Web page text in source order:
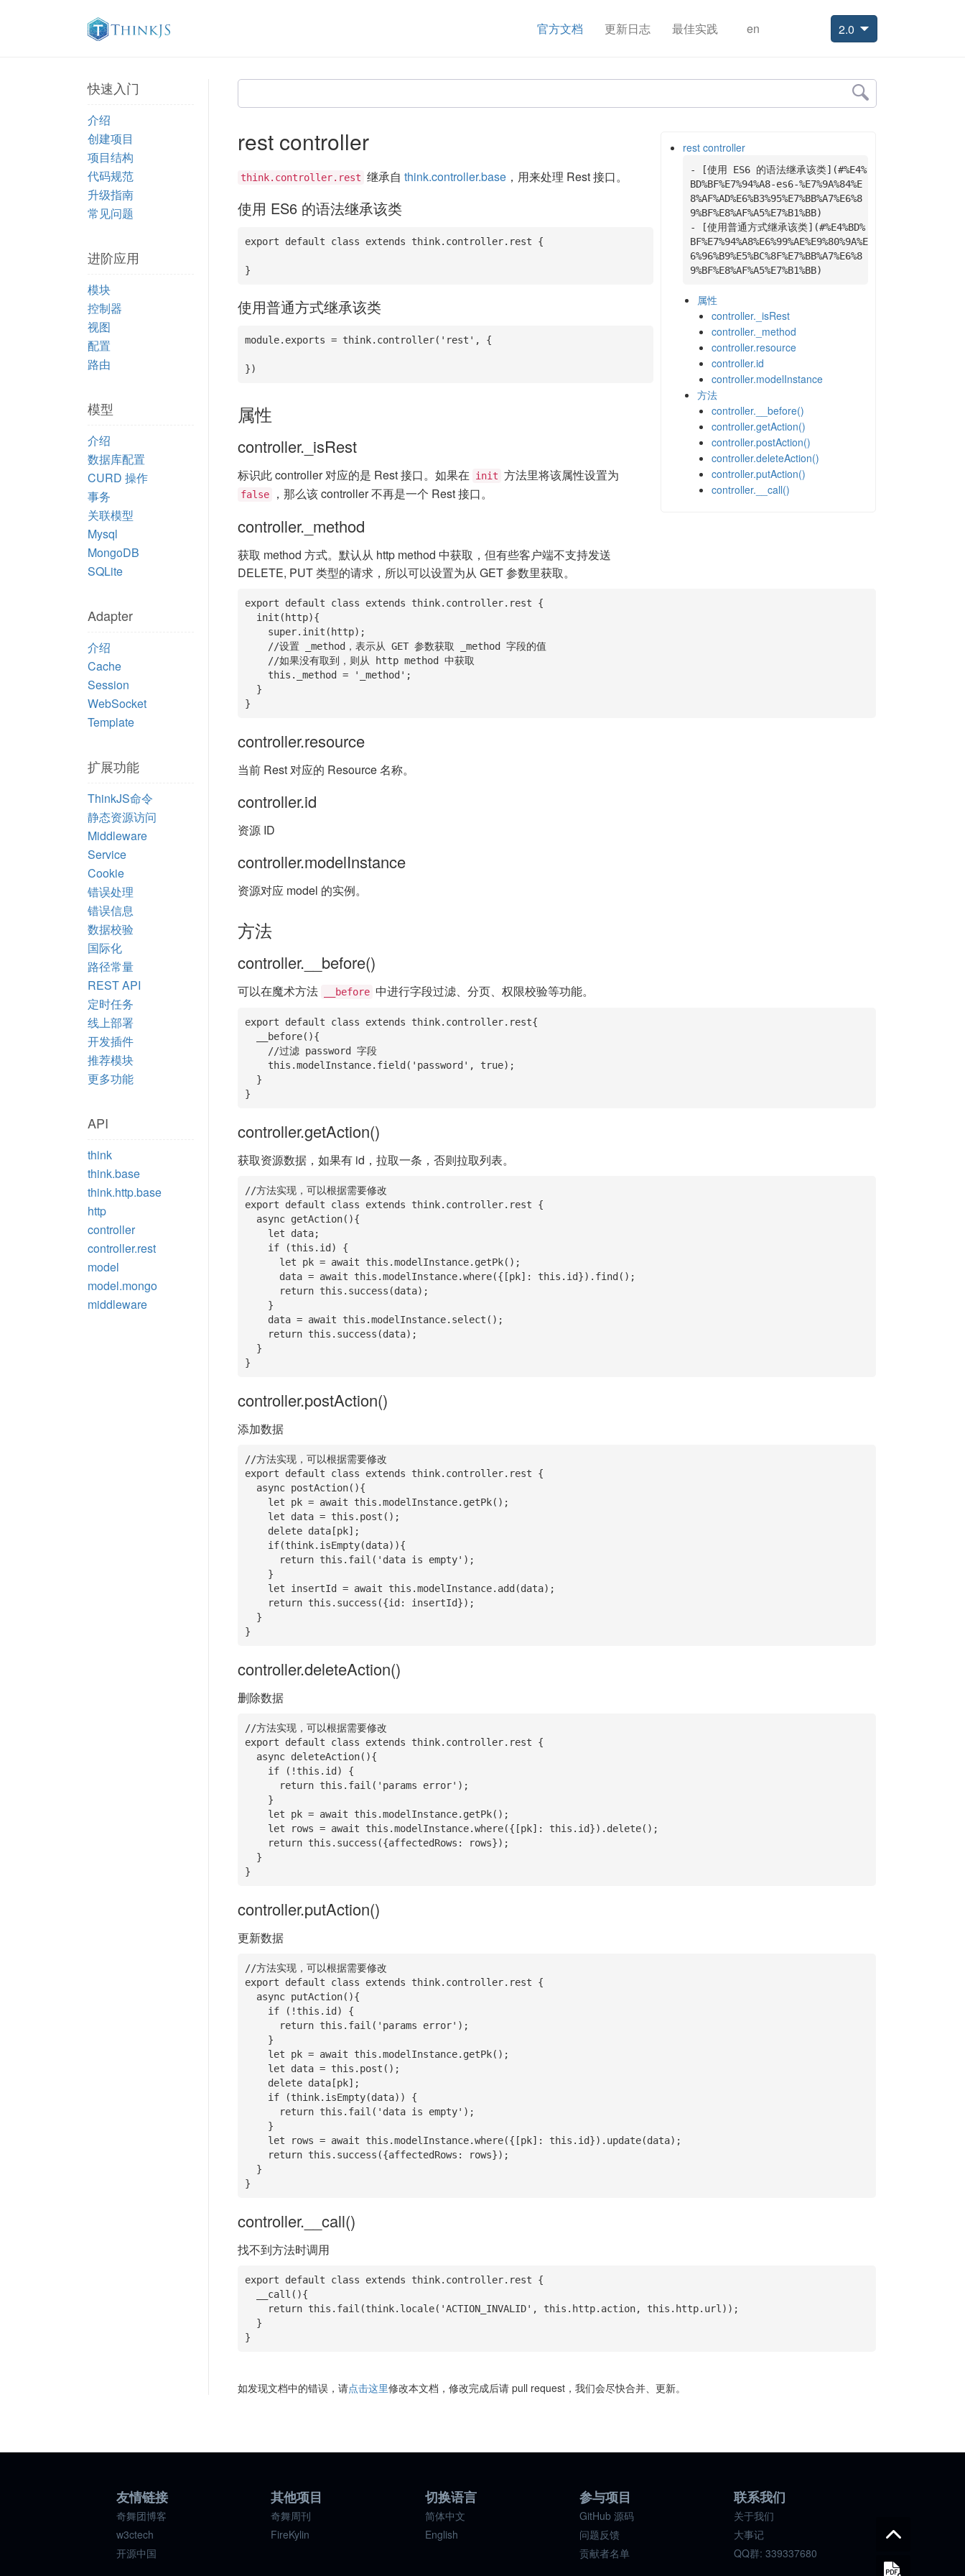
官方文档 更新日志 最佳实践 en 2.0
快速入门
介绍
创建项目
项目结构
代码规范
升级指南
常见问题
进阶应用
模块
控制器
视图
配置
路由
模型
介绍
数据库配置
CURD 操作
事务
关联模型
Mysql
MongoDB
SQLite
Adapter
介绍
Cache
Session
WebSocket
Template
扩展功能
ThinkJS命令
静态资源访问
Middleware
Service
Cookie
错误处理
错误信息
数据校验
国际化
路径常量
REST API
定时任务
线上部署
开发插件
推荐模块
更多功能
API
think
think.base
think.http.base
http
controller
controller.rest
model
model.mongo
middleware
rest controller rest controller
- [使用 ES6 的语法继承该类](#%E4%
BD%BF%E7%94%A8-es6-%E7%9A%84%E
8%AF%AD%E6%B3%95%E7%BB%A7%E6%8
9%BF%E8%AF%A5%E7%B1%BB)
- [使用普通方式继承该类](#%E4%BD%
BF%E7%94%A8%E6%99%AE%E9%80%9A%E
6%96%B9%E5%BC%8F%E7%BB%A7%E6%8
9%BF%E8%AF%A5%E7%B1%BB)
属性
controller._isRest
controller._method
controller.resource
controller.id
controller.modelInstance
方法
controller.__before()
controller.getAction()
controller.postAction()
controller.deleteAction()
controller.putAction()
controller.__call()
think.controller.rest 继承自 think.controller.base ，用来处理 Rest 接口。
使用 ES6 的语法继承该类
export default class extends think.controller.rest {
}
使用普通方式继承该类
module.exports = think.controller('rest', {
})
属性
controller._isRest
标识此 controller 对应的是 Rest 接口。如果在 init 方法里将该属性设置为
false ，那么该 controller 不再是一个 Rest 接口。
controller._method
获取 method 方式。默认从 http method 中获取，但有些客户端不支持发送
DELETE, PUT 类型的请求，所以可以设置为从 GET 参数里获取。
export default class extends think.controller.rest {
}
controller.resource
当前 Rest 对应的 Resource 名称。
controller.id
资源 ID
controller.modelInstance
资源对应 model 的实例。
方法
controller.__before()
可以在魔术方法 __before 中进行字段过滤、分页、权限校验等功能。
export default class extends think.controller.rest{
}
controller.getAction()
获取资源数据，如果有 id，拉取一条，否则拉取列表。
//方法实现，可以根据需要修改
export default class extends think.controller.rest {
}
controller.postAction()
添加数据
//方法实现，可以根据需要修改
export default class extends think.controller.rest {
}
controller.deleteAction()
删除数据
//方法实现，可以根据需要修改
export default class extends think.controller.rest {
}
controller.putAction()
更新数据
//方法实现，可以根据需要修改
export default class extends think.controller.rest {
}
controller.__call()
找不到方法时调用
export default class extends think.controller.rest {
}
如发现文档中的错误，请点击这里修改本文档，修改完成后请 pull request，我们会尽快合并、更新。
友情链接
奇舞团博客
w3ctech
开源中国
其他项目
奇舞周刊
FireKylin
切换语言
简体中文
English
参与项目
GitHub 源码
问题反馈
贡献者名单
联系我们
关于我们
大事记
QQ群: 339337680